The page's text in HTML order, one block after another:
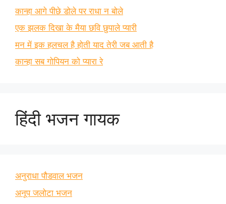
कान्हा आगे पीछे डोले पर राधा न बोले
एक झलक दिखा के मैया छवि छुपाले प्यारी
मन में इक हलचल है होती याद तेरी जब आती है
कान्हा सब गोपियन को प्यारा रे
हिंदी भजन गायक
अनुराधा पौडवाल भजन
अनूप जलोटा भजन